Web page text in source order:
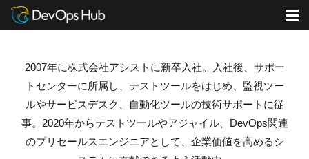
DevOps Hub ブログ 田代泰章の書いた記事
2007年に株式会社アシストに新卒入社。入社後、サポー
トセンターに所属し、テストツールをはじめ、監視ツー
ルやサービスデスク、自動化ツールの技術サポートに従
事。 2020年からテストツールやアジャイル、 DevOps関連
のプリセールスエンジニアとして、企業価値を高めるシ